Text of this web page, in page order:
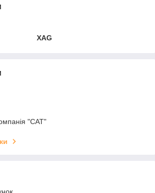
XAG
"САТ"